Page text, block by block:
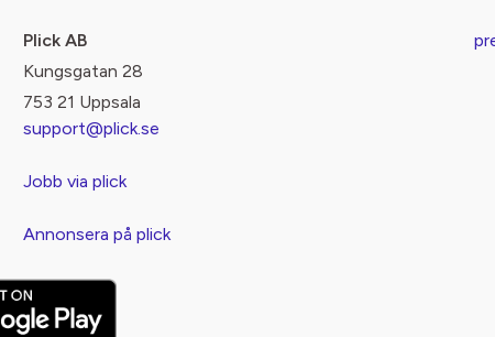
Plick AB
Kungsgatan 28
753 21 Uppsala
support@plick.se
Jobb via plick
Annonsera på plick